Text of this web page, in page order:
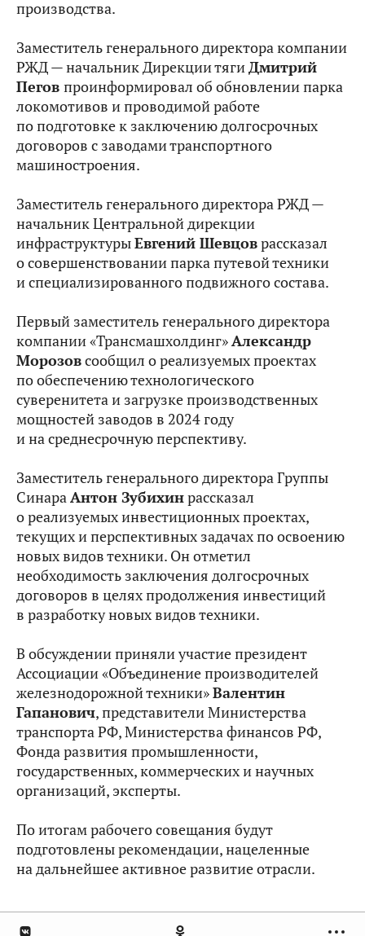
производства.
Заместитель генерального директора компании
РЖД — начальник Дирекции тягиДмитрий
Пегов проинформировал об обновлении парка
локомотивов и проводимой работе
по подготовке к заключению долгосрочных
договоров с заводами транспортного
машиностроения.
Заместитель генерального директора РЖД —
начальник Центральной дирекции
инфраструктурыЕвгений Шевцоврассказал
о совершенствовании парка путевой техники
и специализированного подвижного состава.
Первый заместитель генерального директора
компании «Трансмашхолдинг»Александр
Морозовсообщил о реализуемых проектах
по обеспечению технологического
суверенитета и загрузке производственных
мощностей заводов в 2024 году
и на среднесрочную перспективу.
Заместитель генерального директора Группы
СинараАнтон Зубихинрассказал
о реализуемых инвестиционных проектах,
текущих и перспективных задачах по освоению
новых видов техники. Он отметил
необходимость заключения долгосрочных
договоров в целях продолжения инвестиций
в разработку новых видов техники.
В обсуждении приняли участие президент
Ассоциации «Объединение производителей
железнодорожной техники»Валентин
Гапанович, представители Министерства
транспорта РФ, Министерства финансов РФ,
Фонда развития промышленности,
государственных, коммерческих и научных
организаций, эксперты.
По итогам рабочего совещания будут
подготовлены рекомендации, нацеленные
на дальнейшее активное развитие отрасли.